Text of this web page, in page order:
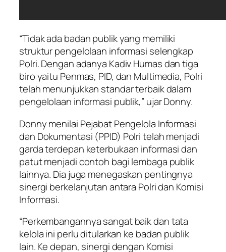
“Tidak ada badan publik yang memiliki
struktur pengelolaan informasi selengkap
Polri. Dengan adanya Kadiv Humas dan tiga
biro yaitu Penmas, PID, dan Multimedia, Polri
telah menunjukkan standar terbaik dalam
pengelolaan informasi publik,” ujar Donny.
Donny menilai Pejabat Pengelola Informasi
dan Dokumentasi (PPID) Polri telah menjadi
garda terdepan keterbukaan informasi dan
patut menjadi contoh bagi lembaga publik
lainnya. Dia juga menegaskan pentingnya
sinergi berkelanjutan antara Polri dan Komisi
Informasi.
“Perkembangannya sangat baik dan tata
kelola ini perlu ditularkan ke badan publik
lain. Ke depan, sinergi dengan Komisi